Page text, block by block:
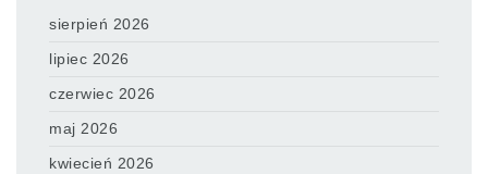
sierpień 2026
lipiec 2026
czerwiec 2026
maj 2026
kwiecień 2026